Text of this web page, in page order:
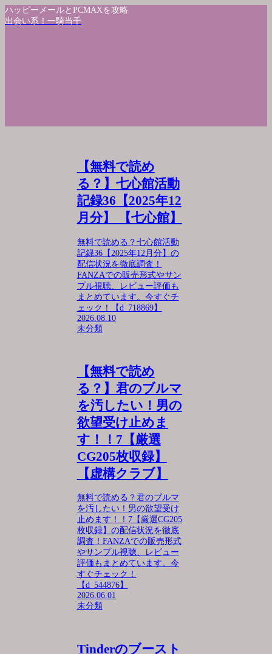
ハッピーメールとPCMAXを攻略
出会い系！一騎当千
【無料で読め
る？】七心館活動
記録36【2025年12
月分】 【七心館】
無料で読める？七心館活動
記録36【2025年12月分】の
配信状況を徹底調査！
FANZAでの販売形式やサン
プル視聴、レビュー評価も
まとめています。今すぐチ
ェック！【d_718869】
2026.08.10
未分類
【無料で読め
る？】君のブルマ
を汚したい！男の
欲望受け止めま
す！！7【厳選
CG205枚収録】
【虚構クラブ】
無料で読める？君のブルマ
を汚したい！男の欲望受け
止めます！！7【厳選CG205
枚収録】の配信状況を徹底
調査！FANZAでの販売形式
やサンプル視聴、レビュー
評価もまとめています。今
すぐチェック！
【d_544876】
2026.06.01
未分類
Tinderのブースト